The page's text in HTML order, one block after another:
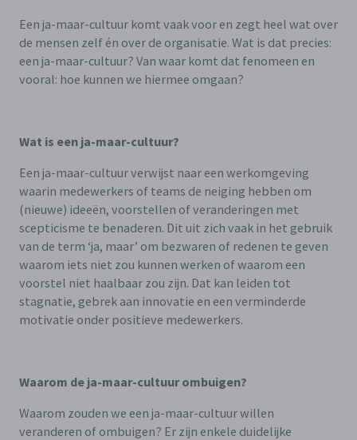
Een ja-maar-cultuur komt vaak voor en zegt heel wat over
de mensen zelf én over de organisatie. Wat is dat precies:
een ja-maar-cultuur? Van waar komt dat fenomeen en
vooral: hoe kunnen we hiermee omgaan?
Wat is een ja-maar-cultuur?
Een ja-maar-cultuur verwijst naar een werkomgeving
waarin medewerkers of teams de neiging hebben om
(nieuwe) ideeën, voorstellen of veranderingen met
scepticisme te benaderen. Dit uit zich vaak in het gebruik
van de term ‘ja, maar’ om bezwaren of redenen te geven
waarom iets niet zou kunnen werken of waarom een
voorstel niet haalbaar zou zijn. Dat kan leiden tot
stagnatie, gebrek aan innovatie en een verminderde
motivatie onder positieve medewerkers.
Waarom de ja-maar-cultuur ombuigen?
Waarom zouden we een ja-maar-cultuur willen
veranderen of ombuigen? Er zijn enkele duidelijke